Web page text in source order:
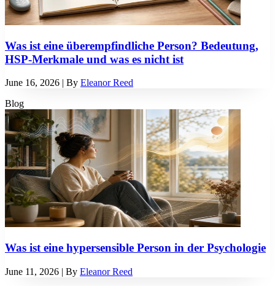
Was ist eine überempfindliche Person? Bedeutung,
HSP-Merkmale und was es nicht ist
June 16, 2026 | By Eleanor Reed
Blog
Was ist eine hypersensible Person in der Psychologie
June 11, 2026 | By Eleanor Reed